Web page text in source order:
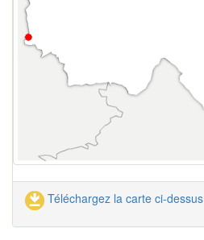
Téléchargez la carte ci-dessus